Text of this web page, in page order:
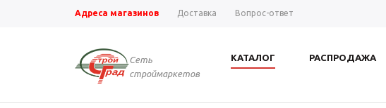
Адреса магазинов Доставка Вопрос-ответ
Сеть
строймаркетов
КАТАЛОГ РАСПРОДАЖА